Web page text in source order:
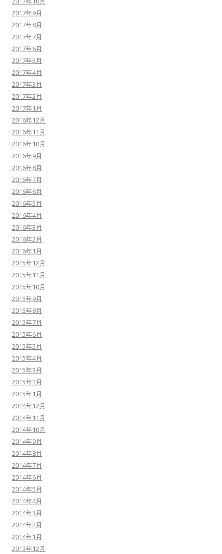
2017年9月
2017年8月
2017年7月
2017年6月
2017年5月
2017年4月
2017年3月
2017年2月
2017年1月
2016年12月
2016年11月
2016年10月
2016年9月
2016年8月
2016年7月
2016年6月
2016年5月
2016年4月
2016年3月
2016年2月
2016年1月
2015年12月
2015年11月
2015年10月
2015年9月
2015年8月
2015年7月
2015年6月
2015年5月
2015年4月
2015年3月
2015年2月
2015年1月
2014年12月
2014年11月
2014年10月
2014年9月
2014年8月
2014年7月
2014年6月
2014年5月
2014年4月
2014年3月
2014年2月
2014年1月
2013年12月